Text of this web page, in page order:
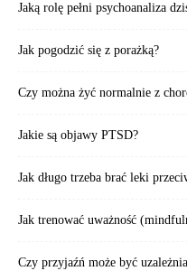
Jaką rolę pełni psychoanaliza
Jak pogodzić się z porażką?
Czy można żyć normalnie z
Jakie są objawy PTSD?
Jak długo trzeba brać leki
Jak trenować uważność
Czy przyjaźń może być